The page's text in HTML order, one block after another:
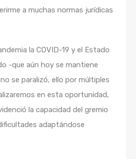
a muchas normas jurídicas
la COVID-19 y el Estado
-que aún hoy se mantiene
se paralizó, ello por múltiples
en esta oportunidad,
la capacidad del gremio
adaptándose